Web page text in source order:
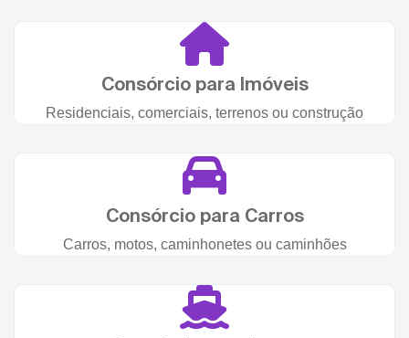
Consórcio para Imóveis
Residenciais, comerciais, terrenos ou construção
Consórcio para Carros
Carros, motos, caminhonetes ou caminhões